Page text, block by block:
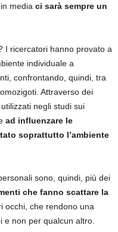
media ci sarà sempre un
I ricercatori hanno provato a
individuale a
confrontando, quindi, tra
Attraverso dei
negli studi sui
ad influenzare le
soprattutto l’ambiente
sono, quindi, più dei
che fanno scattare la
occhi, che rendono una
e non per qualcun altro.